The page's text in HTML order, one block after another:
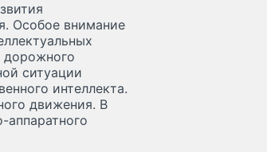
Особое внимание
дорожного
ситуации
интеллекта.
движения. В